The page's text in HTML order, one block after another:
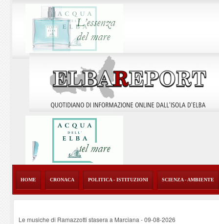
HOME CRONACA POLITICA - ISTITUZIONI SCIENZA - AMBIENTE
Le musiche di Ramazzotti stasera a Marciana -09-08-2026